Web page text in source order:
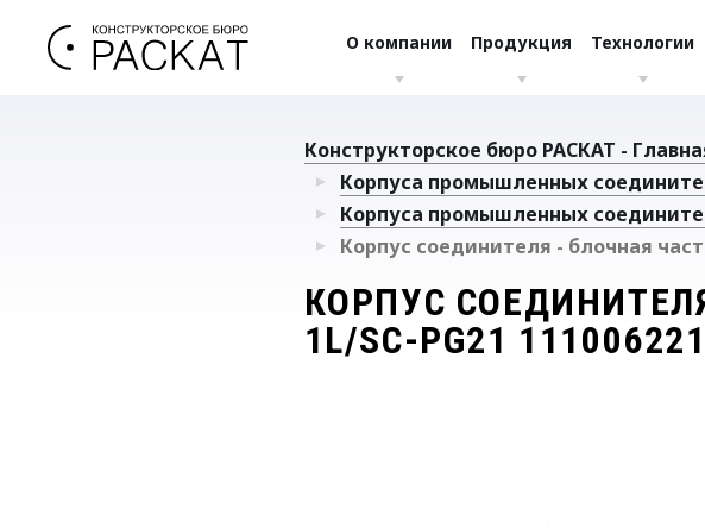
О компании Продукция Технологии
Конструкторское бюро РАСКАТ -
Корпуса промышленных
Корпуса промышленных
Корпус соединителя - блочная
КОРПУС
1L/SC-PG21